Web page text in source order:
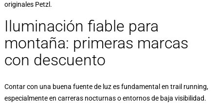
originales Petzl.
Iluminación fiable para
montaña: primeras marcas
con descuento
Contar con una buena fuente de luz es fundamental en trail running,
especialmente en carreras nocturnas o entornos de baja visibilidad.